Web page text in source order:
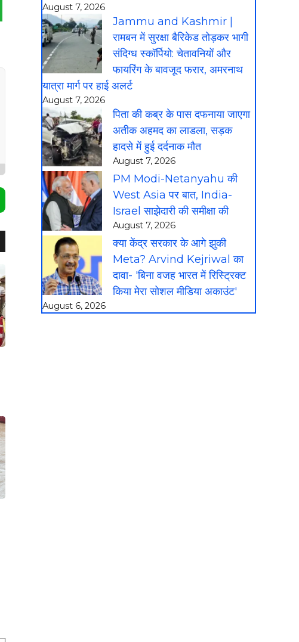
August 7, 2026
Jammu and Kashmir |
रामबन में सुरक्षा बैरिकेड तोड़कर भागी
संदिग्ध स्कॉर्पियो: चेतावनियों और
फायरिंग के बावजूद फरार, अमरनाथ
यात्रा मार्ग पर हाई अलर्ट
August 7, 2026
पिता की कब्र के पास दफनाया जाएगा
अतीक अहमद का लाडला, सड़क
हादसे में हुई दर्दनाक मौत
August 7, 2026
PM Modi-Netanyahu की
West Asia पर बात, India-
Israel साझेदारी की समीक्षा की
August 7, 2026
क्या केंद्र सरकार के आगे झुकी
Meta? Arvind Kejriwal का
दावा- 'बिना वजह भारत में रिस्ट्रिक्ट
किया मेरा सोशल मीडिया अकाउंट'
August 6, 2026